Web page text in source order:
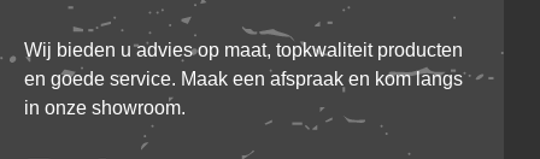
Wij bieden u advies op maat, topkwaliteit producten
en goede service. Maak een afspraak en kom langs
in onze showroom.